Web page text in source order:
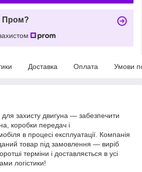
Пром?
Доставка Оплата Умови
захисту двигуна — забезпечити
коробки передач і
в процесі експлуатації. Компанія
товар під замовлення — виріб
терміни і доставляється в усі
логістики!